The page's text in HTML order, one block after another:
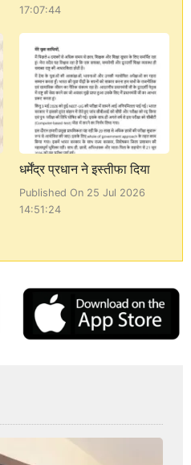
17:07:44
धर्मेंद्र प्रधान ने इस्तीफा दिया
Published On 25 Jul 2026
14:51:24